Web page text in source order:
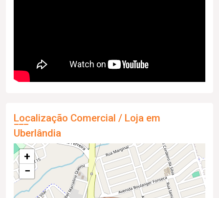
Localização Comercial / Loja em
Uberlândia
+
−